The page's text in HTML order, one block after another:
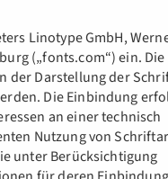
Linotype GmbH,
(„fonts.com“) ein.
der Darstellung der
Die Einbindung
an einer technisch
Nutzung von
unter Berücksichtigung